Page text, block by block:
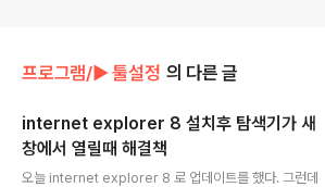
프로그램/► 툴설정 의 다른 글
internet explorer 8 설치후 탐색기가 새
창에서 열릴때 해결책
오늘 internet explorer 8 로 업데이트를 했다. 그런데